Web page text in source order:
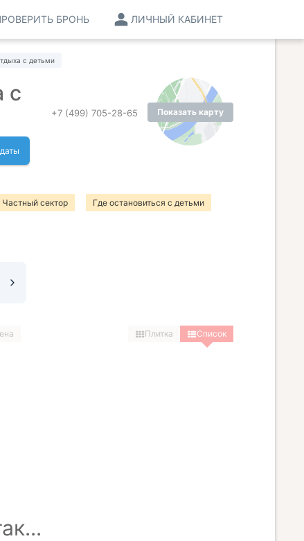
ЛИЧНЫЙ КАБИНЕТ
БРОНЬ
с детьми
Показать карту
+7 (499) 705-28-65
с
Частный сектор Где остановиться с детьми
Плитка Список